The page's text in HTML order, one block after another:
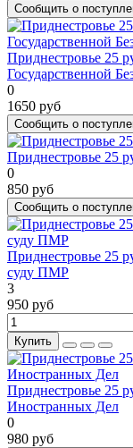
Сообщить о
Приднестровье 25
Государственной
0
1650 руб
Сообщить о
Приднестровье 25
0
850 руб
Сообщить о
Приднестровье 25
суду ПМР
3
950 руб
Купить
Приднестровье 25
Иностранных Дел
0
980 руб